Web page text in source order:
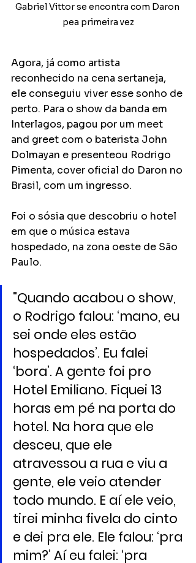
Gabriel Vittor se encontra com Daron
pea primeira vez
Agora, já como artista
reconhecido na cena sertaneja,
ele conseguiu viver esse sonho de
perto. Para o show da banda em
Interlagos, pagou por um meet
and greet com o baterista John
Dolmayan e presenteou Rodrigo
Pimenta, cover oficial do Daron no
Brasil, com um ingresso.
Foi o sósia que descobriu o hotel
em que o música estava
hospedado, na zona oeste de São
Paulo.
"Quando acabou o show,
o Rodrigo falou: ‘mano, eu
sei onde eles estão
hospedados’. Eu falei
‘bora’. A gente foi pro
Hotel Emiliano. Fiquei 13
horas em pé na porta do
hotel. Na hora que ele
desceu, que ele
atravessou a rua e viu a
gente, ele veio atender
todo mundo. E aí ele veio,
tirei minha fivela do cinto
e dei pra ele. Ele falou: ‘pra
mim?’ Aí eu falei: ‘pra